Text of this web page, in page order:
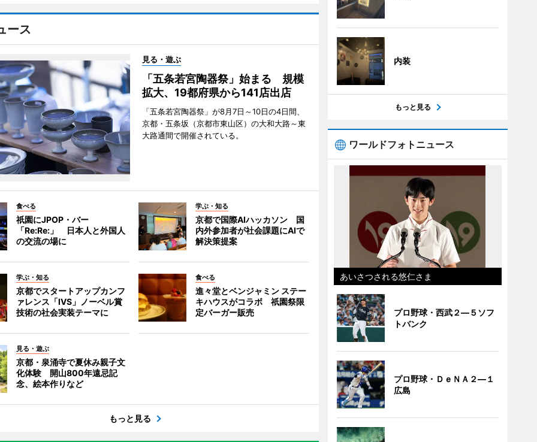
ース
見る・遊ぶ
「五条若宮陶器祭」始まる 規模
拡大、19都府県から141店出店
「五条若宮陶器祭」が8月7日～10日の4日間、
京都・五条坂（京都市東山区）の大和大路～東
大路通間で開催されている。
食べる
祇園にJPOP・バー
「Re:Re:」 日本人と外国人
の交流の場に
学ぶ・知る
京都で国際AIハッカソン 国
内外参加者が社会課題にAIで
解決策提案
学ぶ・知る
京都でスタートアップカンフ
ァレンス「IVS」ノーベル賞
技術の社会実装テーマに
食べる
進々堂とベンジャミン ステー
キハウスがコラボ 祇園祭限
定バーガー販売
見る・遊ぶ
京都・泉涌寺で夏休み親子文
化体験 開山800年遠忌記
念、絵本作りなど
もっと見る
内装
もっと見る
ワールドフォトニュース
あいさつされる悠仁さま
プロ野球・西武２―５ソフ
トバンク
プロ野球・ＤｅＮＡ２―１
広島